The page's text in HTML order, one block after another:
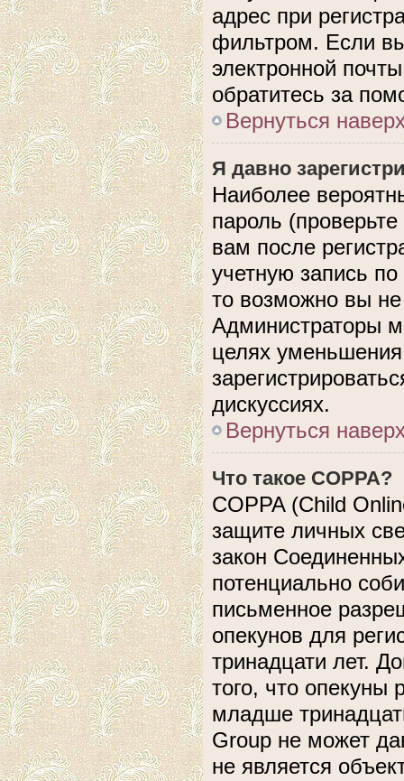
адрес при
фильтром. Если
электронной
обратитесь за
Вернуться
Я давно
Наиболее
пароль
вам после
учетную запись
то возможно вы
Администраторы
целях
дискуссиях.
Вернуться
Что такое COPPA?
COPPA (Child
защите личных
закон
потенциально
письменное
опекунов для
тринадцати лет.
того, что опекуны
младше
Group не может
не является